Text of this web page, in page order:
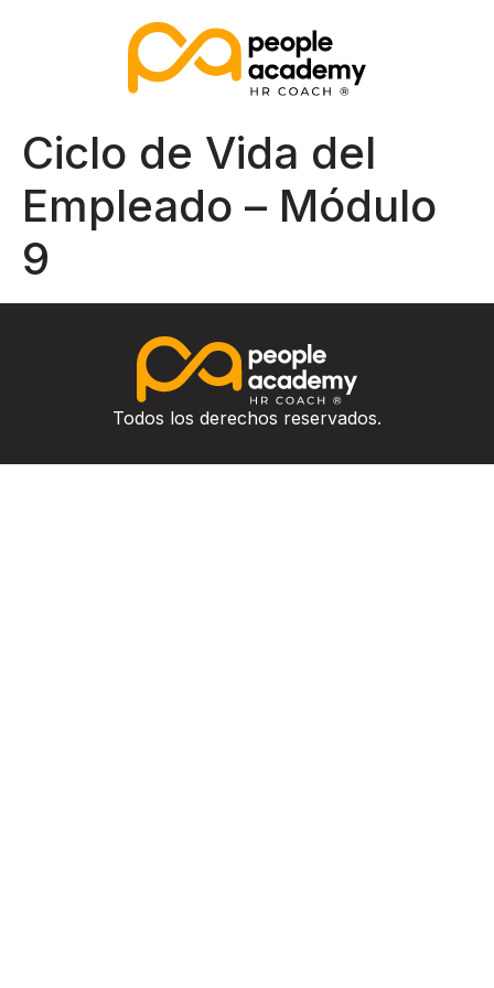
Ciclo de Vida del
Empleado – Módulo
9
Todos los derechos reservados.